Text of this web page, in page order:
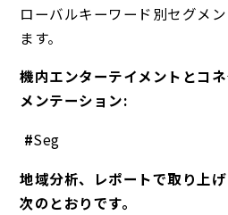
ローバルキーワード別セグメ
ます。
機内エンターテイメントとコ
メンテーション:
#Seg
地域分析、レポートで取り上
次のとおりです。